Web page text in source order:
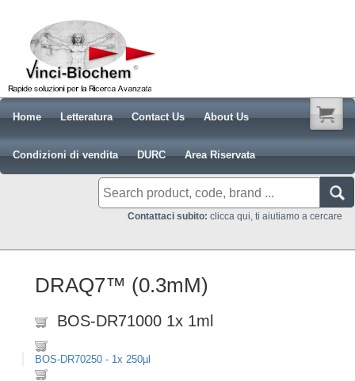
Home Letteratura Contact Us About Us
Condizioni di vendita DURC Area Riservata
Contattaci subito: clicca qui, ti aiutiamo a cercare
DRAQ7™ (0.3mM)
BOS-DR71000 1x 1ml
BOS-DR70250 - 1x 250µl